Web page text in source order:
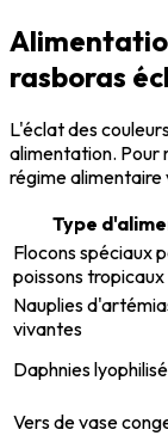
rasboras
L'éclat des
alimentation. Pour
régime alimentaire
Type
Flocons spéciaux
poissons tropicaux
Nauplies
vivantes
Daphnies
Vers de vase